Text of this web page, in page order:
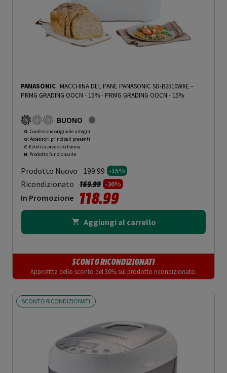
PANASONIC MACCHINA DEL PANE PANASONIC SD-B2510WXE -
PRMG GRADING OOCN - 15%- PRMG GRADING OOCN - 15%
BUONO
O: Confezione originale integra
O: Accessori principali presenti
C: Estetica prodotto buona
N: Prodotto funzionante
Prodotto Nuovo 199.99 -15%
Ricondizionato Prezzo ridotto da
169.99a-30%
In Promozione 118.99
Aggiungi al carrello
SCONTO RICONDIZIONATI
Approfitta dello sconto del 30% sul prodotto ricondizionato.
SCONTO RICONDIZIONATI